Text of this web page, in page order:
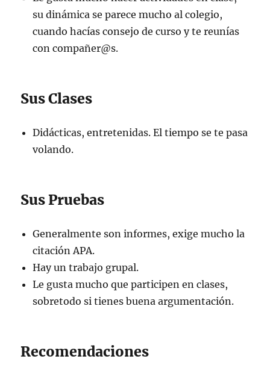
su dinámica se parece mucho al colegio,
cuando hacías consejo de curso y te reunías
con compañer@s.
Sus Clases
Didácticas, entretenidas. El tiempo se te pasa
volando.
Sus Pruebas
Generalmente son informes, exige mucho la
citación APA.
Hay un trabajo grupal.
Le gusta mucho que participen en clases,
sobretodo si tienes buena argumentación.
Recomendaciones